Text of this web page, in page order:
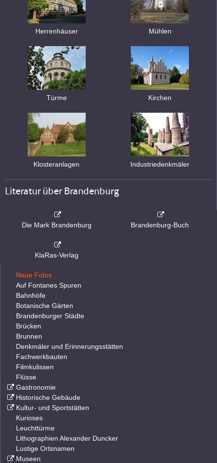
Herrenhäuser Mühlen
Türme Kirchen
Klosteranlagen Industriedenkmäler
Literatur über Brandenburg
Die Mark Brandenburg Brandenburg-Buch
KlaRas-Verlag
Neue Fotos
Auf Fontanes Spuren
Bahnhöfe
Botanische Gärten
Brandenburger Städte
Brücken
Brunnen
Denkmäler und Erinnerungsstätten
Fachwerkbauten
Filmkulissen
Flüsse
Gastronomie
Historische Gebäude
Kultur- und Sportstätten
Kurioses
Leuchttürme
Lithographien Alexander Duncker
Lustige Ortsnamen
Museen